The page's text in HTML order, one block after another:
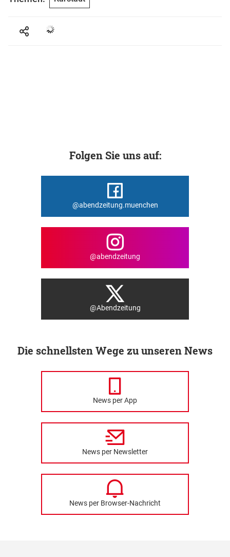
Folgen Sie uns auf:
@abendzeitung.muenchen
@abendzeitung
@Abendzeitung
Die schnellsten Wege zu unseren News
News per App
News per Newsletter
News per Browser-Nachricht